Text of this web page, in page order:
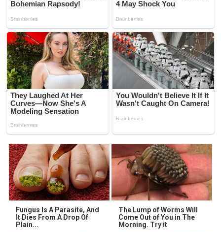
Fungus Is A Parasite, And
It Dies From A Drop Of
Plain...
The Lump of Worms Will
Come Out of You in The
Morning. Try it